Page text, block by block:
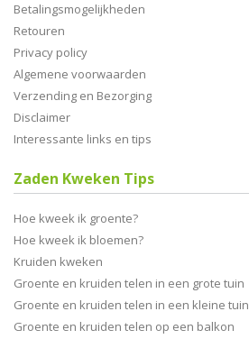
Betalingsmogelijkheden
Retouren
Privacy policy
Algemene voorwaarden
Verzending en Bezorging
Disclaimer
Interessante links en tips
Zaden Kweken Tips
Hoe kweek ik groente?
Hoe kweek ik bloemen?
Kruiden kweken
Groente en kruiden telen in een grote tuin
Groente en kruiden telen in een kleine tuin
Groente en kruiden telen op een balkon